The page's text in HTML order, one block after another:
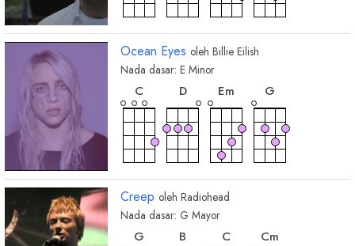
Ocean Eyes oleh Billie Eilish
Nada dasar: E Minor
C
chord
D
chord
Em
G
Creep oleh Radiohead
Nada dasar: G Mayor
G
chord
B
chord
C
Cm